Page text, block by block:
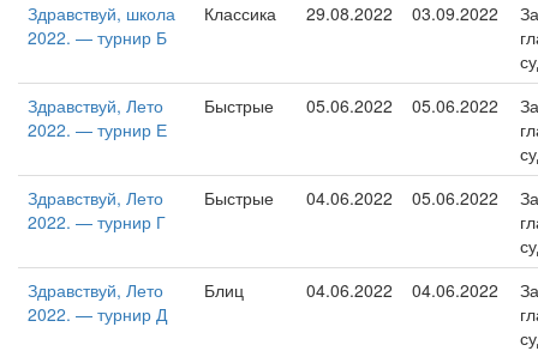
Здравствуй, школа
2022. — турнир Б
Классика 29.08.2022 03.09.2022
Здравствуй, Лето
2022. — турнир Е
Быстрые 05.06.2022 05.06.2022
Здравствуй, Лето
2022. — турнир Г
Быстрые 04.06.2022 05.06.2022
Здравствуй, Лето
2022. — турнир Д
Блиц 04.06.2022 04.06.2022